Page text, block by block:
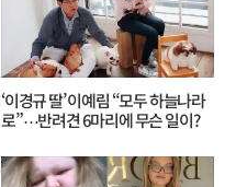
‘이경규 딸’ 이예림 “모두 하늘나라
로”⋯반려견 6마리에 무슨 일이?